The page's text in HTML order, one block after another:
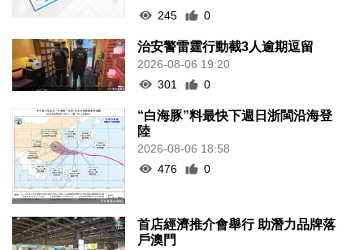
245
0
治安警雷霆行動截3人逾期逗留
2026-08-06 19:20
301
0
“白海豚”料最快下週日浙閩沿海登
陸
2026-08-06 18:58
476
0
首店經濟推介會舉行 助潛力品牌落
戶澳門